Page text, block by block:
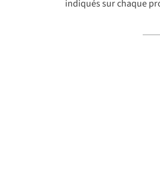
indiqués sur chaque